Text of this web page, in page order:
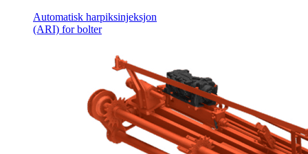
Automatisk harpiksinjeksjon
(ARI) for bolter